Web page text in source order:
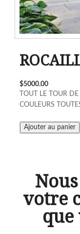
$5000.00
TOUT LE TOUR
COULEURS
votre
que